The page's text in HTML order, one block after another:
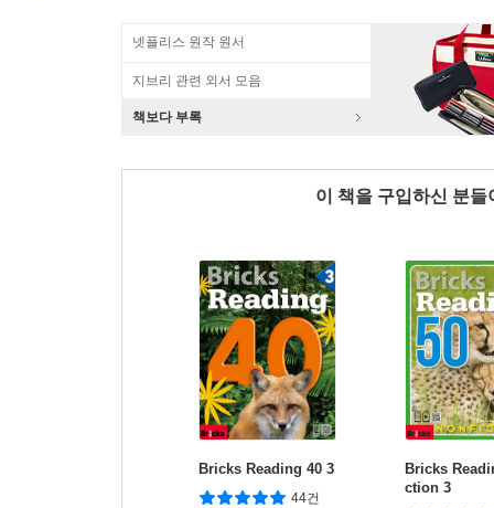
넷플리스 원작 원서
지브리 관련 외서 모음
책보다 부록
이 책을 구입하신 분
Bricks Reading 40 3
44건
Bricks
ction 3